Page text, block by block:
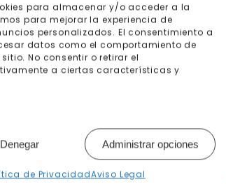
para almacenar y/o acceder a la
para mejorar la experiencia de
personalizados. El consentimiento a
datos como el comportamiento de
No consentir o retirar el
a ciertas características y
Denegar Administrar opciones
de PrivacidadAviso Legal
relacionados